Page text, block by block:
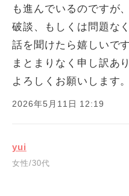
も進んでいるのですが
破談、もしくは問題な
話を聞けたら嬉しいです
まとまりなく申し訳あ
よろしくお願いします。
2026年5月11日 12:19
yui
女性/30代